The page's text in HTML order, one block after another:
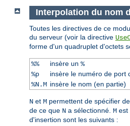
Interpolation du nom
Toutes les directives de ce
du serveur (voir la directive
forme d'un quadruplet d'octets
%% insère un %
%p
insère le numéro de port
%N.M insère le nom (en partie)
N et M permettent de spécifier
de ce que N a sélectionné. M est
d'insertion sont les suivants :